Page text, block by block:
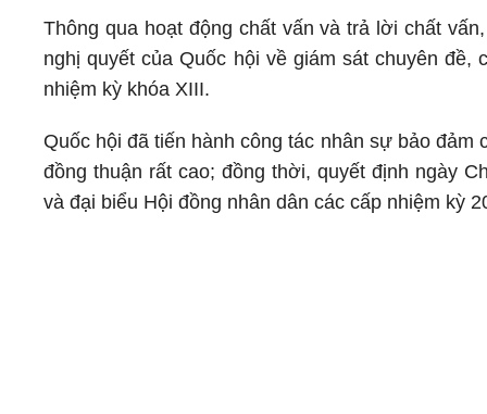
Thông qua hoạt động chất vấn và trả lời chất
nghị quyết của Quốc hội về giám sát chuyên
nhiệm kỳ khóa XIII.
Quốc hội đã tiến hành công tác nhân sự bảo
đồng thuận rất cao; đồng thời, quyết định ngày
và đại biểu Hội đồng nhân dân các cấp nhiệm kỳ